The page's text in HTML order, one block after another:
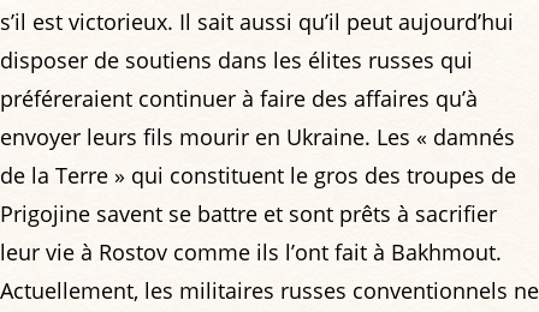
s’il est victorieux. Il sait aussi qu’il peut aujourd’hui
disposer de soutiens dans les élites russes qui
préféreraient continuer à faire des affaires qu’à
envoyer leurs fils mourir en Ukraine. Les « damnés
de la Terre » qui constituent le gros des troupes de
Prigojine savent se battre et sont prêts à sacrifier
leur vie à Rostov comme ils l’ont fait à Bakhmout.
Actuellement, les militaires russes conventionnels ne